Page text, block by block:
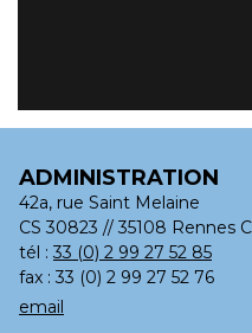
ADMINISTRATION
42a, rue Saint Melaine
CS 30823 // 35108 Rennes
tél :33 (0) 2 99 27 52 85
fax : 33 (0) 2 99 27 52 76
email